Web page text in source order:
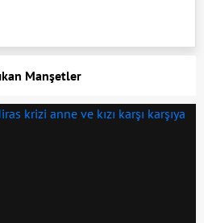
Manşetler